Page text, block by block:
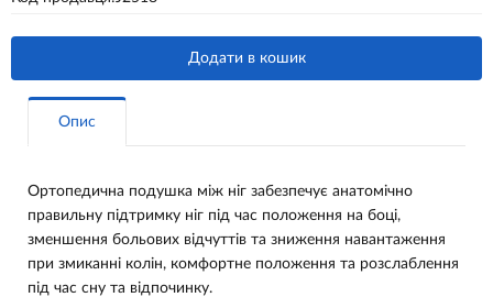
Додати в кошик
Опис
Ортопедична подушка між ніг забезпечує анатомічно
правильну підтримку ніг під час положення на боці,
зменшення больових відчуттів та зниження навантаження
при змиканні колін, комфортне положення та розслаблення
під час сну та відпочинку.